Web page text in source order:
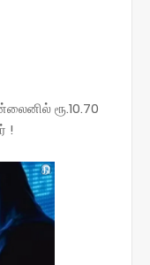
ரூ.10.70
!